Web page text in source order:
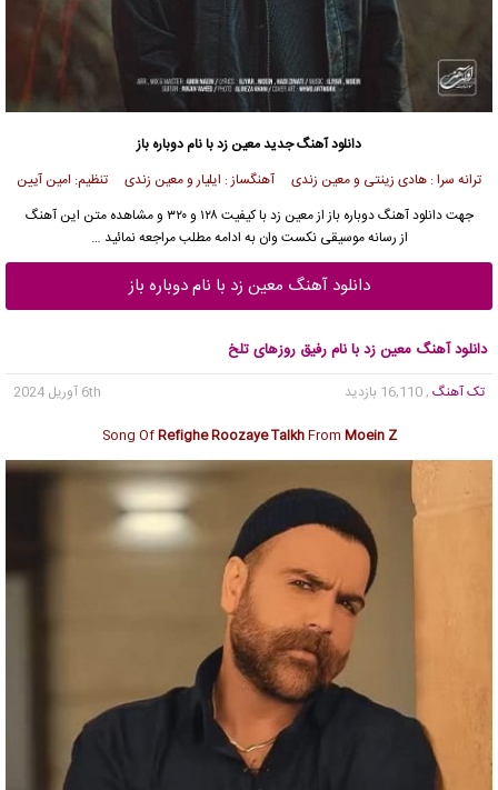
دانلود آهنگ جدیدمعین زد با نام دوباره باز
ترانه سرا : هادی زینتی و معین زندی آهنگساز : ایلیار و معین زندی تنظیم: امین آیین
جهتدانلود آهنگدوباره باز ازمعین زد
با کیفیت ۱۲۸ و ۳۲۰ و مشاهده متن این آهنگ
از رسانه موسیقی نکست وان به ادامه مطلب مراجعه نمائید …
دانلود آهنگ معین زد با نام دوباره باز
دانلود آهنگ معین زد با نام رفیق روزهای تلخ
تک آهنگ , 16,110 بازدید
6th آوریل 2024
Song OfRefighe Roozaye TalkhFrom Moein Z